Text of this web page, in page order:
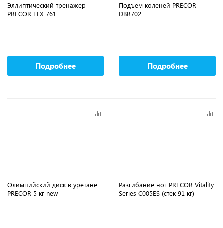
Эллиптический тренажер
PRECOR EFX 761
Подробнее
Подъем коленей PRECOR
DBR702
Подробнее
Олимпийский диск в уретане
PRECOR 5 кг new
Разгибание ног PRECOR Vitality
Series C005ES (стек 91 кг)